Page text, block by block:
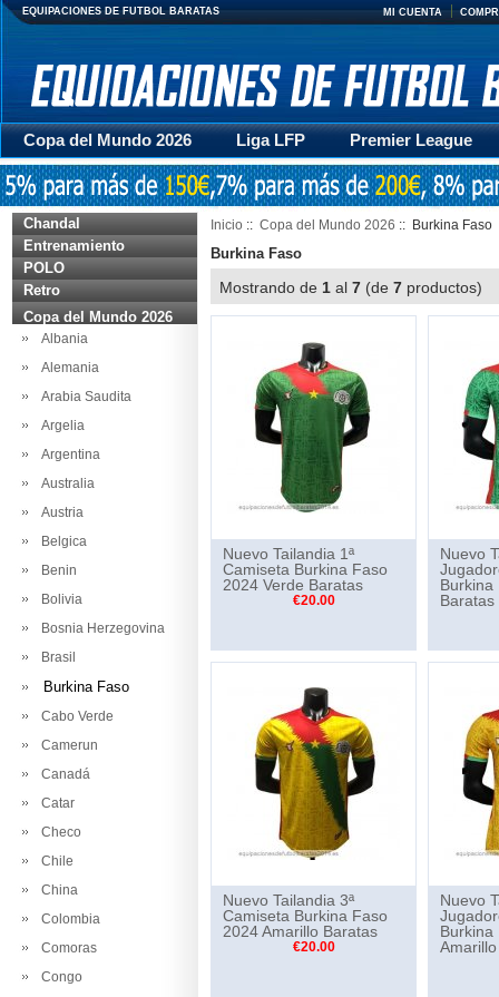
EQUIPACIONES DE FUTBOL BARATAS MI CUENTA
Copa del Mundo 2026 Liga LFP
Premier League
Mujer
Otras series Accesorios Entrenamiento
Chandal
Entrenamiento
POLO
Retro
Copa del Mundo 2026
Albania
Alemania
Arabia Saudita
Argelia
Argentina
Australia
Austria
Belgica
Benin
Bolivia
Bosnia Herzegovina
Brasil
Burkina Faso
Cabo Verde
Camerun
Canadá
Catar
Checo
Chile
China
Colombia
Comoras
Congo
Inicio :: Copa del Mundo 2026 :: Burkina Faso
Burkina Faso
Mostrando de 1 al 7 (de 7 productos)
Nuevo Tailandia 1ª
Camiseta Burkina Faso
2024 Verde Baratas
€20.00
Nuevo
Burkina
Baratas
Nuevo Tailandia 3ª
Camiseta Burkina Faso
2024 Amarillo Baratas
€20.00
Nuevo
Burkina